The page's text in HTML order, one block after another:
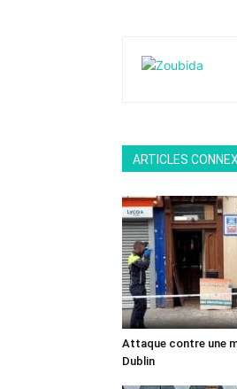
ARTICLES
Attaque contre une
Dublin